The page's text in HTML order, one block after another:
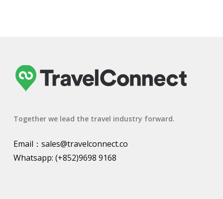
Together we lead the travel industry forward.
Email： sales@travelconnect.co
Whatsapp: (+852)9698 9168